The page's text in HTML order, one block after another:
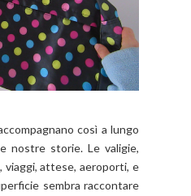
così a lungo
nostre storie. Le valigie,
attese, aeroporti, e
sembra raccontare